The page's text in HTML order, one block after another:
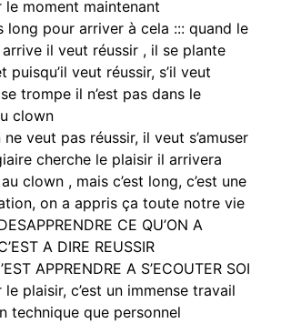
le moment maintenant
long pour arriver à cela ::: quand le
il veut réussir , il se plante
puisqu’il veut réussir, s’il veut
trompe il n’est pas dans le
clown
veut pas réussir, il veut s’amuser
cherche le plaisir il arrivera
clown , mais c’est long, c’est une
on a appris ça toute notre vie
CE QU’ON A
A DIRE REUSSIR
APPRENDRE A S’ECOUTER SOI
le plaisir, c’est un immense travail
technique que personnel